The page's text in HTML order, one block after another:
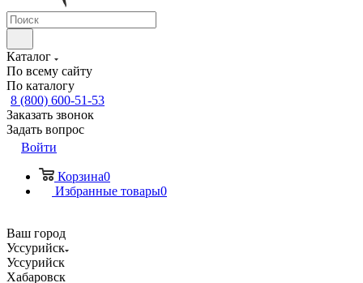
Каталог
По всему сайту
По каталогу
8 (800) 600-51-53
Заказать звонок
Задать вопрос
Войти
Корзина0
Избранные товары0
Ваш город
Уссурийск
Уссурийск
Хабаровск